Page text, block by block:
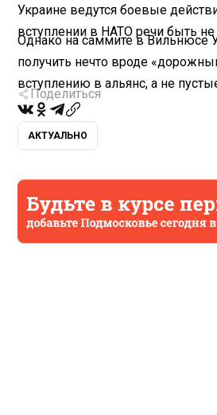
Украине ведутся боевые
вступлении в НАТО речи быть
Однако на саммите в Вильнюсе
получить нечто вроде
вступлению в альянс, а не
Поделиться
АКТУАЛЬНО